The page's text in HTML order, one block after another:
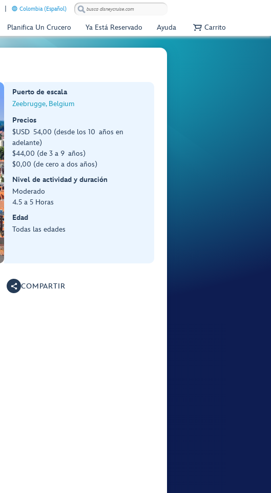
Colombia (Español)
Planifica Un Crucero Ya Está Reservado Ayuda Carrito
Puerto de escala
Zeebrugge, Belgium
Precios
$USD 54,00 (desde los 10 años en
adelante)
$44,00 (de 3 a 9 años)
$0,00 (de cero a dos años)
Nivel de actividad y duración
Moderado
4.5 a 5 Horas
Edad
Todas las edades
COMPARTIR